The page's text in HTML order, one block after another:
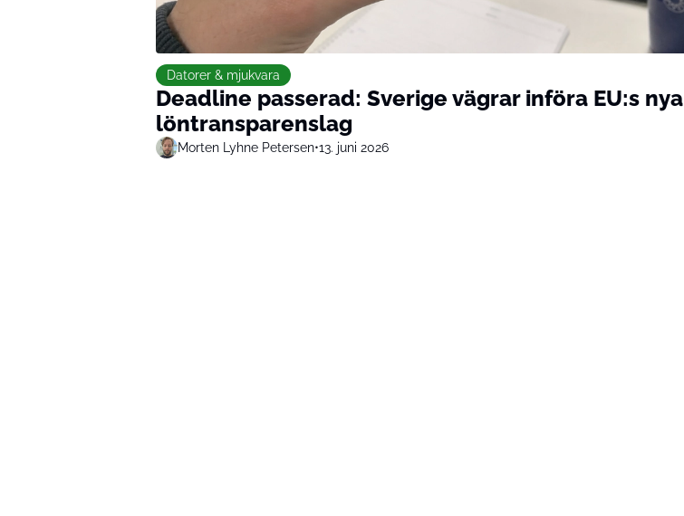
Datorer & mjukvara
Deadline passerad: Sverige vägrar införa EU:s nya
löntransparenslag
Morten Lyhne Petersen•13. juni 2026